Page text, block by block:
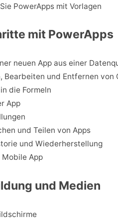
PowerApps mit Vorlagen
mit PowerApps
neuen App aus einer
Bearbeiten und Entfernen von
die Formeln
App
und Teilen von Apps
und Wiederherstellung
Mobile App
und Medien